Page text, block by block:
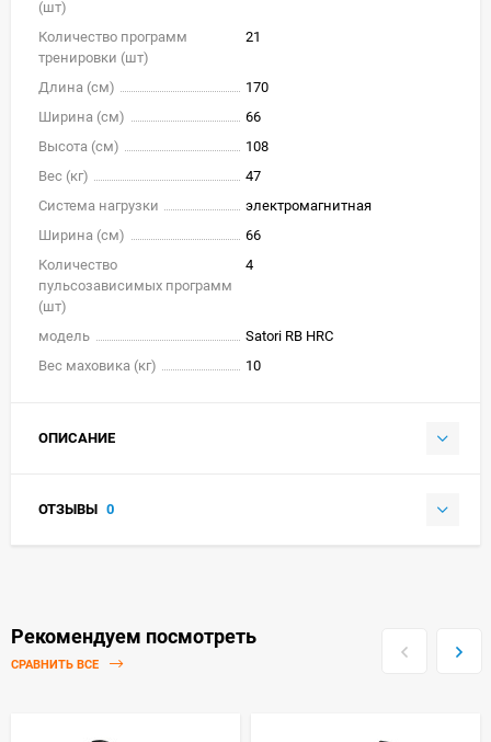
(шт)
Количество программ
тренировки (шт)
21
Длина (см)
170
Ширина (см)
66
Высота (см)
108
Вес (кг)
47
Система нагрузки
электромагнитная
Ширина (см)
66
Количество
пульсозависимых программ
(шт)
4
модель
Satori RB HRC
Вес маховика (кг)
10
ОПИСАНИЕ
ОТЗЫВЫ 0
Рекомендуем посмотреть
СРАВНИТЬ ВСЕ